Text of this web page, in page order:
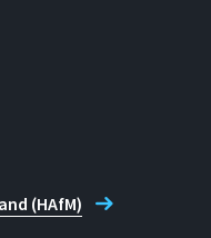
(HAfM)